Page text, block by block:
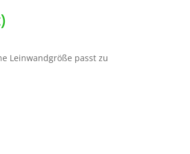
Leinwandgröße passt zu